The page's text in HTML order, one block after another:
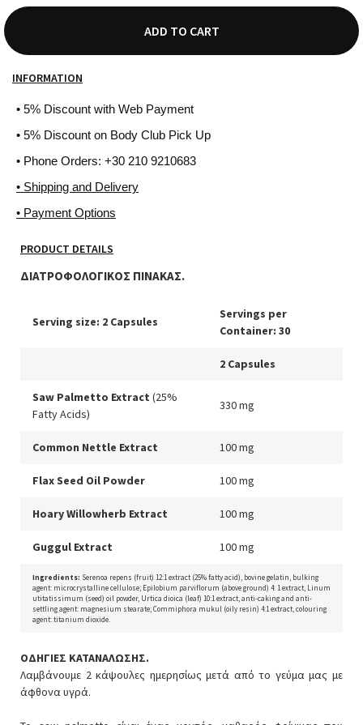
ADD TO CART
INFORMATION
• 5% Discount with Web Payment
• 5% Discount on Body Club Pick Up
• Phone Orders: +30 210 9210683
• Shipping and Delivery
• Payment Options
PRODUCT DETAILS
ΔΙΑΤΡΟΦΟΛΟΓΙΚΟΣ ΠΙΝΑΚΑΣ.
Serving size: 2 Capsules
Servings per
Container: 30
2 Capsules
Saw Palmetto Extract (25%
Fatty Acids)
330 mg
Common Nettle Extract 100 mg
Flax Seed Oil Powder 100 mg
Hoary Willowherb Extract 100 mg
Guggul Extract 100 mg
Ingredients: Serenoa repens (fruit) 12:1 extract (25% fatty acid), bovine gelatin, bulking
agent: microcrystalline cellulose; Epilobium parviflorum (above ground) 4: 1 extract, Linum
utitatissimum (seed) oil powder, Urtica dioica (leaf) 10:1 extract, anti-caking and anti-
settling agent: magnesium stearate; Commiphora mukul (oily resin) 4:1 extract, colouring
agent: titanium dioxide.
ΟΔΗΓΙΕΣ ΚΑΤΑΝΑΛΩΣΗΣ.
Λαμβάνουμε 2 κάψουλες ημερησίως μετά από το γεύμα μας με
άφθονα υγρά.